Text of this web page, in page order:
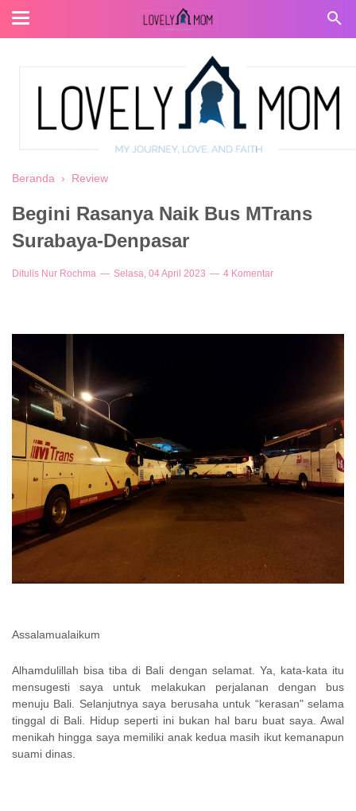
Beranda › Review
Begini Rasanya Naik Bus MTrans
Surabaya-Denpasar
Ditulis Nur Rochma Selasa, 04 April 2023 4 Komentar
Assalamualaikum
Alhamdulillah bisa tiba di Bali dengan selamat. Ya, kata-kata itu
mensugesti saya untuk melakukan perjalanan dengan bus
menuju Bali. Selanjutnya saya berusaha untuk “kerasan" selama
tinggal di Bali. Hidup seperti ini bukan hal baru buat saya. Awal
menikah hingga saya memiliki anak kedua masih ikut kemanapun
suami dinas.